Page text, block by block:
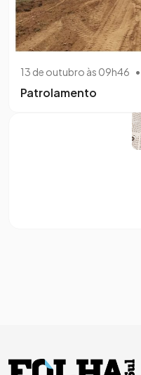
13 de outubro às 09h46 •
Patrolamento